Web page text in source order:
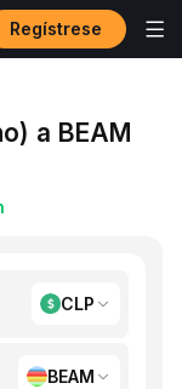
Regístrese
a BEAM
CLP
BEAM